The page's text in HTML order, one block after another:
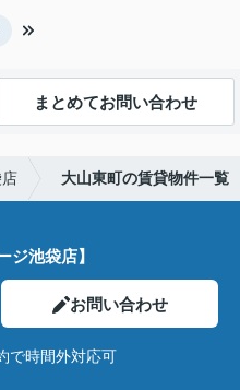
まとめてお問い合わせ
大山東町の賃貸物件一覧
ジ池袋店】
お問い合わせ
で時間外対応可